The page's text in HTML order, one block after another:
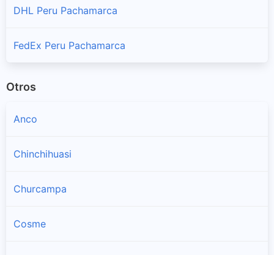
DHL Peru Pachamarca
FedEx Peru Pachamarca
Otros
Anco
Chinchihuasi
Churcampa
Cosme